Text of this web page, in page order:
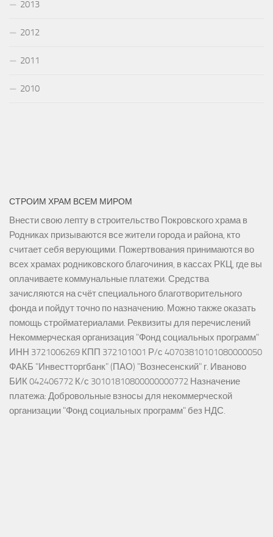
2013
2012
2011
2010
СТРОИМ ХРАМ ВСЕМ МИРОМ
Внести свою лепту в строительство Покровского храма в
Родниках призываются все жители города и района, кто
считает себя верующими. Пожертвования принимаются во
всех храмах родниковского благочиния, в кассах РКЦ, где вы
оплачиваете коммунальные платежи. Средства
зачисляются на счёт специального благотворительного
фонда и пойдут точно по назначению. Можно также оказать
помощь стройматериалами. Реквизиты для перечислений
Некоммерческая организация "Фонд социальных программ"
ИНН 3721006269 КПП 372101001 Р/с 40703810101080000050
ФАКБ "Инвестторгбанк" (ПАО) "Вознесенский" г. Иваново
БИК 042406772 К/с 30101810800000000772 Назначение
платежа: Добровольные взносы для некоммерческой
организации "Фонд социальных программ" без НДС.